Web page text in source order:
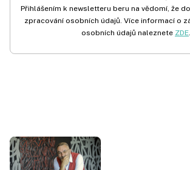
Přihlášením k newsletteru beru na vědomí, že
zpracování osobních údajů. Více informací o
osobních údajů naleznete ZDE.